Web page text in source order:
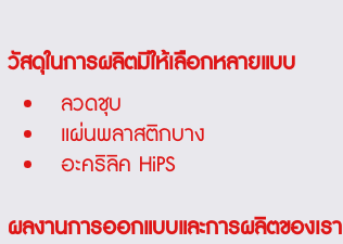
วัสดุในการผลิตมีให้เลือกหลายแบบ
ลวดชุบ
แผ่นพลาสติกบาง
อะคริลิค HiPS
ผลงานการออกแบบและการผลิตของเรา